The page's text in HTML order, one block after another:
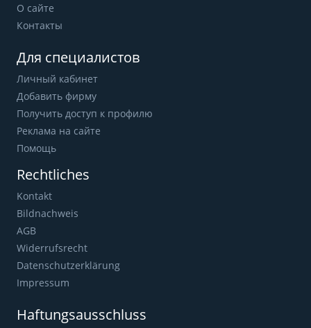
О сайте
Контакты
Для специалистов
Личный кабинет
Добавить фирму
Получить доступ к профилю
Реклама на сайте
Помощь
Rechtliches
Kontakt
Bildnachweis
AGB
Widerrufsrecht
Datenschutzerklärung
Impressum
Haftungsausschluss